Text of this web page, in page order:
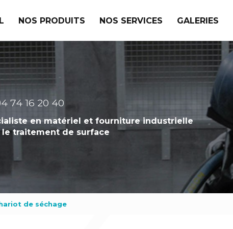
NOS PRODUITS NOS SERVICES GALERIES
74 16 20 40
en matériel et fourniture industrielle
le traitement de surface
de séchage